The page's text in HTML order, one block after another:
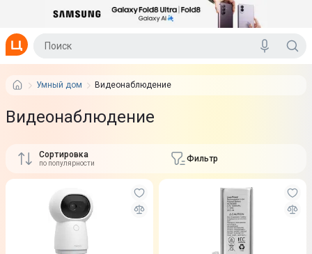
Умный дом Видеонаблюдение
Видеонаблюдение
Сортировка
по популярности Фильтр